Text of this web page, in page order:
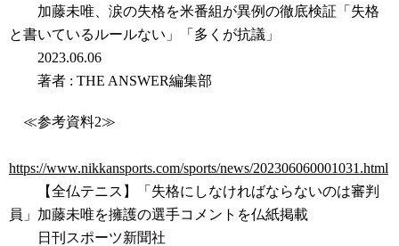
加藤未唯、涙の失格を米番組が異例の徹底検証「失格
と書いているルールない」「多くが抗議」
2023.06.06
著者 : THE ANSWER編集部
≪参考資料2≫
https://www.nikkansports.com/sports/news/202306060001031.html
【全仏テニス】「失格にしなければならないのは審判
員」加藤未唯を擁護の選手コメントを仏紙掲載
日刊スポーツ新聞社